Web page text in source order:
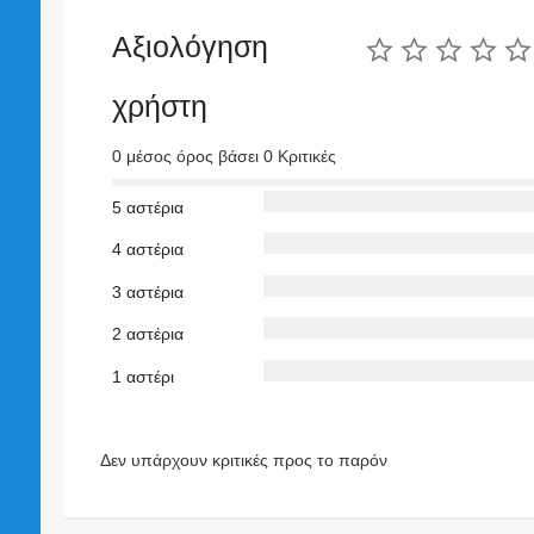
Αξιολόγηση
χρήστη
0 μέσος όρος βάσει 0 Κριτικές
5 αστέρια
4 αστέρια
3 αστέρια
2 αστέρια
1 αστέρι
Δεν υπάρχουν κριτικές προς το παρόν